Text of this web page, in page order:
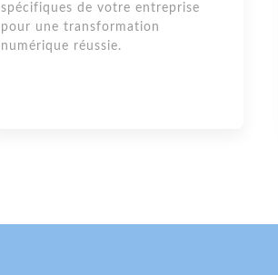
spécifiques de votre entreprise
pour une transformation
numérique réussie.